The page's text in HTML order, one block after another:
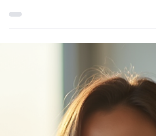
innée. Elle se travaille. Elle se structure. Elle se
renforce. Et quand elle change, tout change.